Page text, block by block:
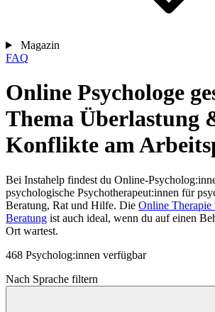
Magazin
FAQ
Online Psychologe
Thema Überlastung
Konflikte am
Bei Instahelp findest du Online-
psychologische Psychotherapeut:innen für
Beratung, Rat und Hilfe. Die Online Therapie
Beratung ist auch ideal, wenn du auf einen
Ort wartest.
468 Psycholog:innen verfügbar
Nach Sprache filtern